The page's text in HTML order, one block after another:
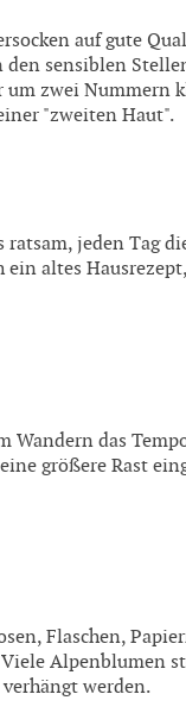
auf gute
sensiblen
zwei Nummern
"zweiten Haut".
jeden Tag
altes
das
größere Rast
Flaschen,
Alpenblumen
werden.